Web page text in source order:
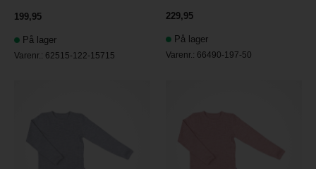
199,95
På lager
Varenr.: 62515-122-15715
229,95
På lager
Varenr.: 66490-197-50